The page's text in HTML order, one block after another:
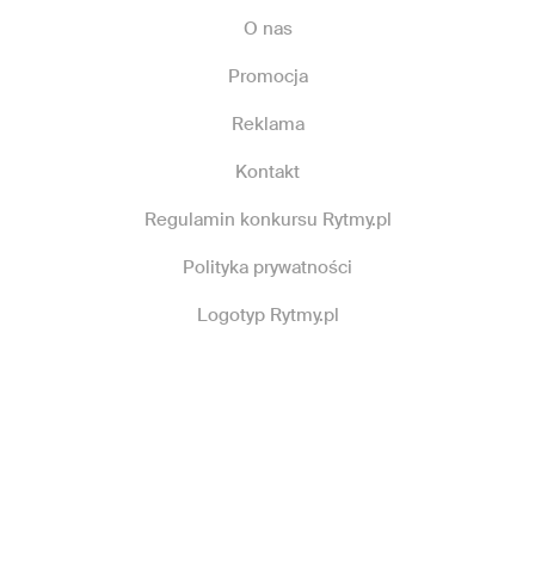
O nas
Promocja
Reklama
Kontakt
Regulamin konkursu Rytmy.pl
Polityka prywatności
Logotyp Rytmy.pl